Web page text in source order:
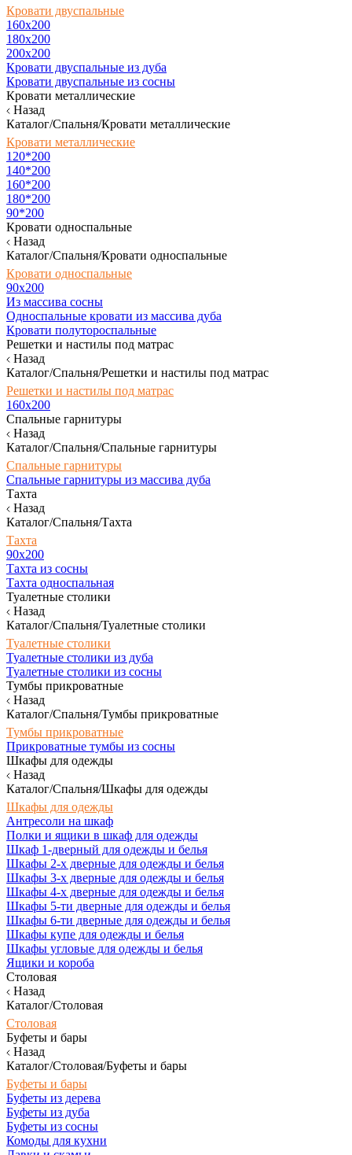
Кровати двуспальные
160х200
180x200
200x200
Кровати двуспальные из дуба
Кровати двуспальные из сосны
Кровати металлические
Назад
Каталог/Спальня/Кровати металлические
Кровати металлические
120*200
140*200
160*200
180*200
90*200
Кровати односпальные
Назад
Каталог/Спальня/Кровати односпальные
Кровати односпальные
90х200
Из массива сосны
Односпальные кровати из массива дуба
Кровати полутороспальные
Решетки и настилы под матрас
Назад
Каталог/Спальня/Решетки и настилы под матрас
Решетки и настилы под матрас
160х200
Спальные гарнитуры
Назад
Каталог/Спальня/Спальные гарнитуры
Спальные гарнитуры
Спальные гарнитуры из массива дуба
Тахта
Назад
Каталог/Спальня/Тахта
Тахта
90х200
Тахта из сосны
Тахта односпальная
Туалетные столики
Назад
Каталог/Спальня/Туалетные столики
Туалетные столики
Туалетные столики из дуба
Туалетные столики из сосны
Тумбы прикроватные
Назад
Каталог/Спальня/Тумбы прикроватные
Тумбы прикроватные
Прикроватные тумбы из сосны
Шкафы для одежды
Назад
Каталог/Спальня/Шкафы для одежды
Шкафы для одежды
Антресоли на шкаф
Полки и ящики в шкаф для одежды
Шкаф 1-дверный для одежды и белья
Шкафы 2-х дверные для одежды и белья
Шкафы 3-х дверные для одежды и белья
Шкафы 4-х дверные для одежды и белья
Шкафы 5-ти дверные для одежды и белья
Шкафы 6-ти дверные для одежды и белья
Шкафы купе для одежды и белья
Шкафы угловые для одежды и белья
Ящики и короба
Столовая
Назад
Каталог/Столовая
Столовая
Буфеты и бары
Назад
Каталог/Столовая/Буфеты и бары
Буфеты и бары
Буфеты из дерева
Буфеты из дуба
Буфеты из сосны
Комоды для кухни